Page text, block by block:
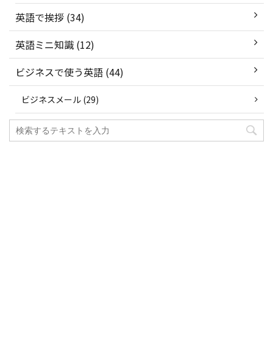
英語で挨拶 (34)
英語ミニ知識 (12)
ビジネスで使う英語 (44)
ビジネスメール (29)